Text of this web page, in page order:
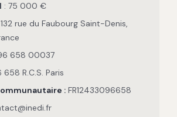
: 75 000 €
132 rue du Faubourg Saint-Denis,
658 00037
R.C.S. Paris
: FR12433096658